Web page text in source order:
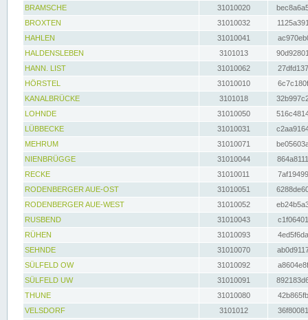
BRAMSCHE
31010020
BROXTEN
31010032
HAHLEN
31010041
HALDENSLEBEN
3101013
HANN. LIST
31010062
HÖRSTEL
31010010
KANALBRÜCKE
3101018
LOHNDE
31010050
LÜBBECKE
31010031
MEHRUM
31010071
NIENBRÜGGE
31010044
RECKE
31010011
RODENBERGER AUE-OST
31010051
RODENBERGER AUE-WEST
31010052
RUSBEND
31010043
RÜHEN
31010093
SEHNDE
31010070
SÜLFELD OW
31010092
SÜLFELD UW
31010091
THUNE
31010080
VELSDORF
3101012